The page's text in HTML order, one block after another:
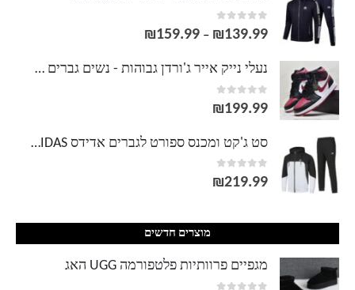
0
out of 5
₪139.99
–
₪159.99
נעלי נייק אייר ג'ורדן גבוהות - נשים גברים NIKE AIR JORDAN
0
out of 5
₪199.99
סט ג'קט ומכנס ספורט לגברים אדידס ADIDAS
0
out of 5
₪219.99
מוצרים חדשים
מגפיים פרוותיות פלטפורמה UGG האג